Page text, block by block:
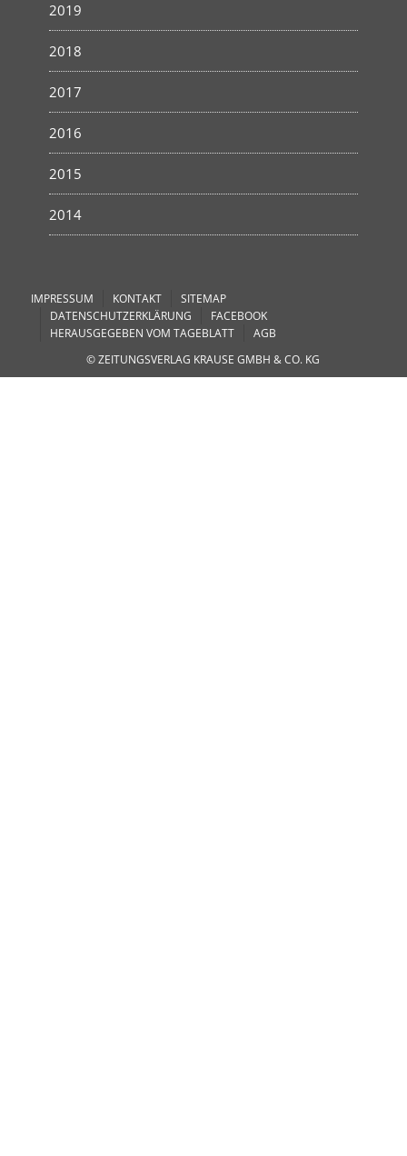
2019
2018
2017
2016
2015
2014
IMPRESSUM KONTAKT
SITEMAP
DATENSCHUTZERKLÄRUNG
FACEBOOK
HERAUSGEGEBEN VOM TAGEBLATT
AGB
© ZEITUNGSVERLAG KRAUSE GMBH & CO. KG